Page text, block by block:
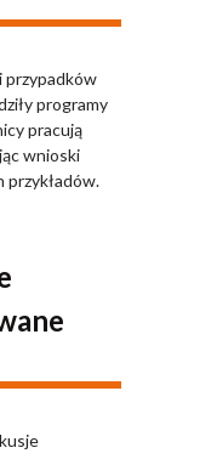
przypadków
programy
pracują
wnioski